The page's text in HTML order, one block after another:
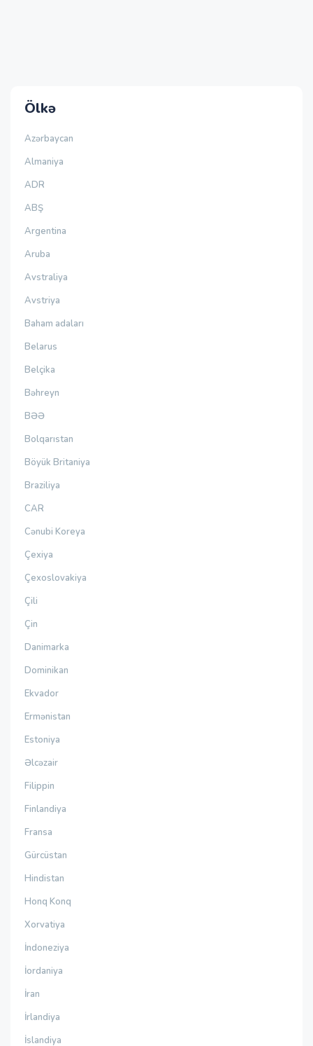
Ölkə
Azərbaycan
Almaniya
ADR
ABŞ
Argentina
Aruba
Avstraliya
Avstriya
Baham adaları
Belarus
Belçika
Bəhreyn
BƏƏ
Bolqarıstan
Böyük Britaniya
Braziliya
CAR
Cənubi Koreya
Çexiya
Çexoslovakiya
Çili
Çin
Danimarka
Dominikan
Ekvador
Ermənistan
Estoniya
Əlcəzair
Filippin
Finlandiya
Fransa
Gürcüstan
Hindistan
Honq Konq
Xorvatiya
İndoneziya
İordaniya
İran
İrlandiya
İslandiya